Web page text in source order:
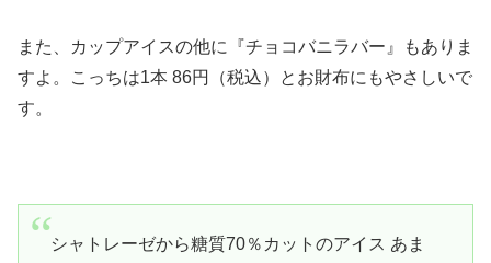
また、カップアイスの他に『チョコバニラバー』もありま
すよ。こっちは1本 86円（税込）とお財布にもやさしいで
す。
シャトレーゼから糖質70％カットのアイス あま